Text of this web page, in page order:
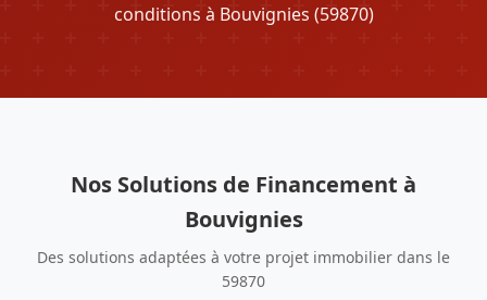
conditions à Bouvignies (59870)
Nos Solutions de Financement à
Bouvignies
Des solutions adaptées à votre projet immobilier dans le
59870